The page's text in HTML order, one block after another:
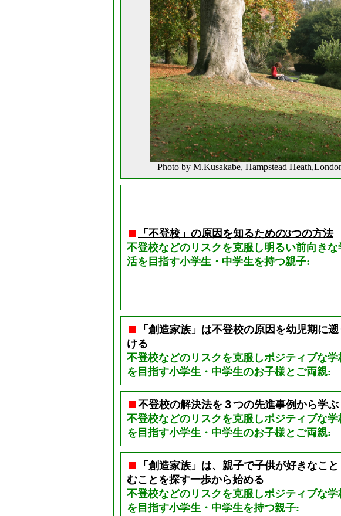
Photo by M.Kusakabe, Hampstead
「不登校」の原因を知るための3つの方法
不登校などのリスクを克服し明るい前向きな
活を目指す小学生・中学生を持つ親子:
「創造家族」は不登校の原因を幼児期に
ける
不登校などのリスクを克服しポジティブな学
を目指す小学生・中学生のお子様とご両親:
不登校の解決法を３つの先進事例から学ぶ
不登校などのリスクを克服しポジティブな学
を目指す小学生・中学生のお子様とご両親:
「創造家族」は、親子で子供が好きなこと
むことを探す一歩から始める
不登校などのリスクを克服しポジティブな学
を目指す小学生・中学生を持つ親子: